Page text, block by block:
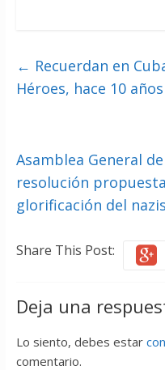
← Recuerdan en
Héroes, hace 10
Asamblea General
resolución
glorificación del
Share This Post:
Deja una
Lo siento, debes estar
comentario.